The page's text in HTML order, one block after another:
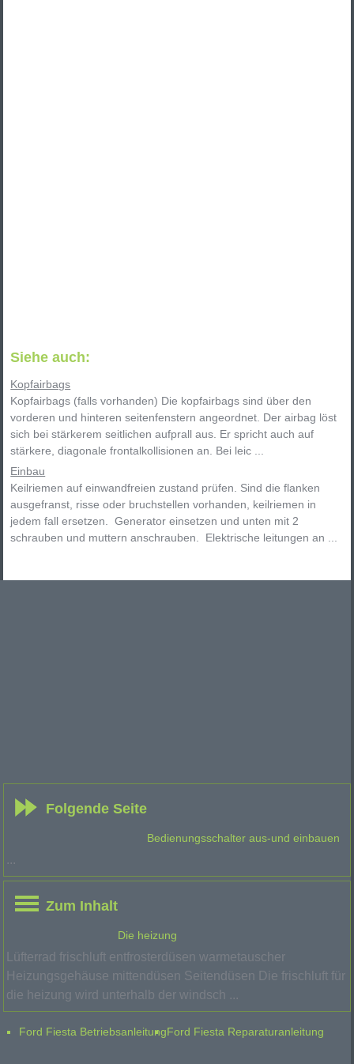
Siehe auch:
Kopfairbags
Kopfairbags (falls vorhanden) Die kopfairbags sind über den
vorderen und hinteren seitenfenstern angeordnet. Der airbag löst
sich bei stärkerem seitlichen aufprall aus. Er spricht auch auf
stärkere, diagonale frontalkollisionen an. Bei leic ...
Einbau
Keilriemen auf einwandfreien zustand prüfen. Sind die flanken
ausgefranst, risse oder bruchstellen vorhanden, keilriemen in
jedem fall ersetzen. Generator einsetzen und unten mit 2
schrauben und muttern anschrauben. Elektrische leitungen an ...
Folgende Seite
Bedienungsschalter aus-und einbauen
...
Zum Inhalt
Die heizung
Lüfterrad frischluft entfrosterdüsen warmetauscher
Heizungsgehäuse mittendüsen Seitendüsen Die frischluft für
die heizung wird unterhalb der windsch ...
Ford Fiesta BetriebsanleitungFord Fiesta Reparaturanleitung